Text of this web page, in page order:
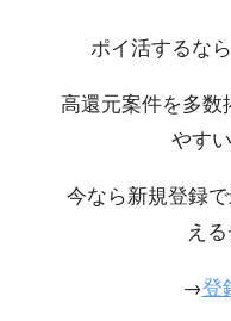
ポイ活するな
高還元案件を多数
やす
今なら新規登録
え
→登